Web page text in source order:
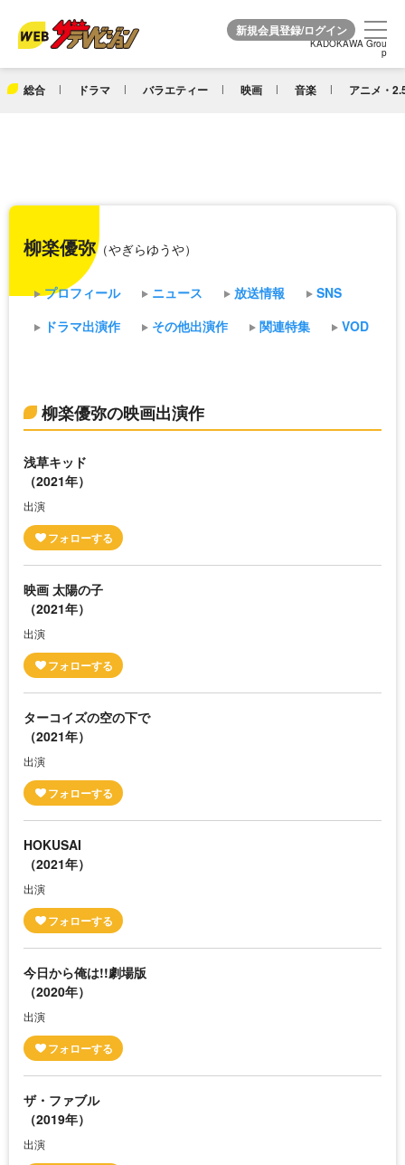
KADOKAWA Grou
p
総合 ドラマ バラエティー 映画 音楽 アニメ・
KADOKAWA Grou
p
柳楽優弥（やぎらゆうや）
プロフィール ニュース 放送情報
SNS
ドラマ出演作
その他出演作 関連特集 VOD
柳楽優弥の映画出演作
浅草キッド
（2021年）
出演
映画 太陽の子
（2021年）
出演
ターコイズの空の下で
（2021年）
出演
HOKUSAI
（2021年）
出演
今日から俺は!!劇場版
（2020年）
出演
ザ・ファブル
（2019年）
出演